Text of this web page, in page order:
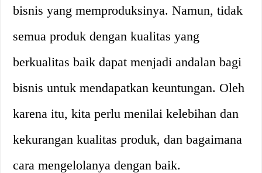
bisnis yang memproduksinya. Namun, tidak
semua produk dengan kualitas yang
berkualitas baik dapat menjadi andalan bagi
bisnis untuk mendapatkan keuntungan. Oleh
karena itu, kita perlu menilai kelebihan dan
kekurangan kualitas produk, dan bagaimana
cara mengelolanya dengan baik.